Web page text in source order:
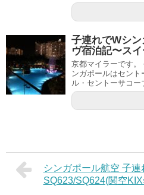
子連れでWシ
ヴ宿泊記〜ス
京都マイラーです。
ンガポールはセン
ル・セントーサコ
シンガポール航空 子
SQ623/SQ624(関空